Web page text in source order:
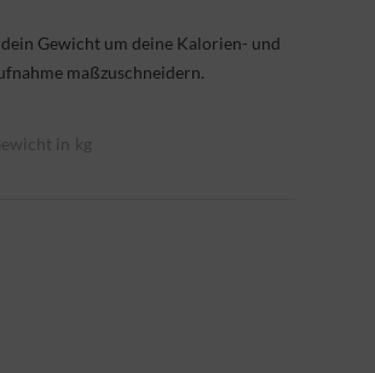
Gewicht um deine Kalorien- und
maßzuschneidern.
in kg